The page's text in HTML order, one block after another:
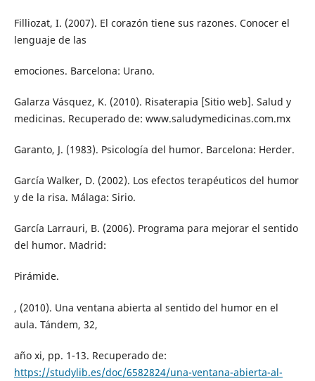
Filliozat, I. (2007). El corazón tiene sus razones. Conocer el
lenguaje de las
emociones. Barcelona: Urano.
Galarza Vásquez, K. (2010). Risaterapia [Sitio web]. Salud y
medicinas. Recuperado de: www.saludymedicinas.com.mx
Garanto, J. (1983). Psicología del humor. Barcelona: Herder.
García Walker, D. (2002). Los efectos terapéuticos del humor
y de la risa. Málaga: Sirio.
García Larrauri, B. (2006). Programa para mejorar el sentido
del humor. Madrid:
Pirámide.
, (2010). Una ventana abierta al sentido del humor en el
aula. Tándem, 32,
año xi, pp. 1-13. Recuperado de:
https://studylib.es/doc/6582824/una-ventana-abierta-al-